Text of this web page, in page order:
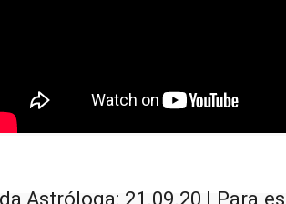
Astróloga: 21.09.20 | Para